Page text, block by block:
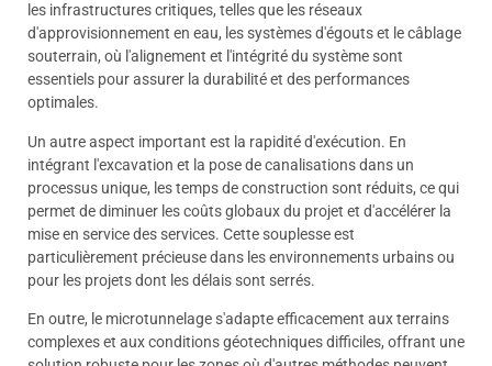
les infrastructures critiques, telles que les réseaux
d'approvisionnement en eau, les systèmes d'égouts et le câblage
souterrain, où l'alignement et l'intégrité du système sont
essentiels pour assurer la durabilité et des performances
optimales.
Un autre aspect important est la rapidité d'exécution. En
intégrant l'excavation et la pose de canalisations dans un
processus unique, les temps de construction sont réduits, ce qui
permet de diminuer les coûts globaux du projet et d'accélérer la
mise en service des services. Cette souplesse est
particulièrement précieuse dans les environnements urbains ou
pour les projets dont les délais sont serrés.
En outre, le microtunnelage s'adapte efficacement aux terrains
complexes et aux conditions géotechniques difficiles, offrant une